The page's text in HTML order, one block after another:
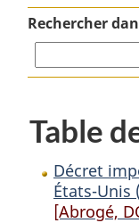
Rechercher
Table
Décret
États-Unis
[Abrogé,